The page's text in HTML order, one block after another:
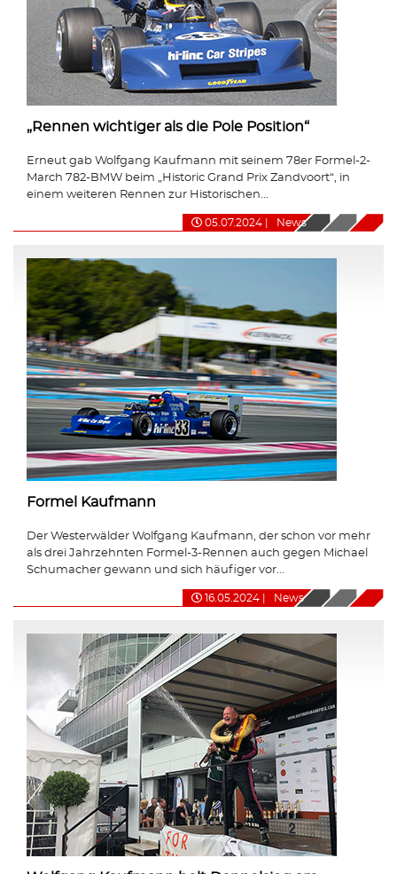
„Rennen wichtiger als die Pole Position“
Erneut gab Wolfgang Kaufmann mit seinem 78er Formel-2-
March 782-BMW beim „Historic Grand Prix Zandvoort“, in
einem weiteren Rennen zur Historischen...
05.07.2024 News
Formel Kaufmann
Der Westerwälder Wolfgang Kaufmann, der schon vor mehr
als drei Jahrzehnten Formel-3-Rennen auch gegen Michael
Schumacher gewann und sich häufiger vor...
16.05.2024 News